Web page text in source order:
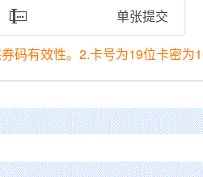
 单张提交
码有效性。2.卡号为19位卡密为